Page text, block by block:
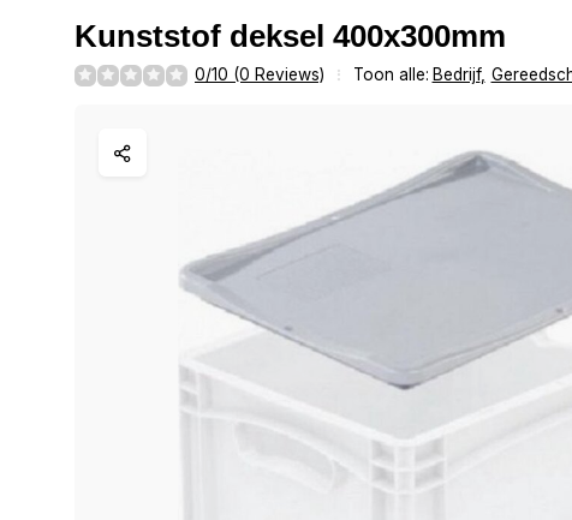
Kunststof deksel 400x300mm
0/10 (0 Reviews) Toon alle: Bedrijf,